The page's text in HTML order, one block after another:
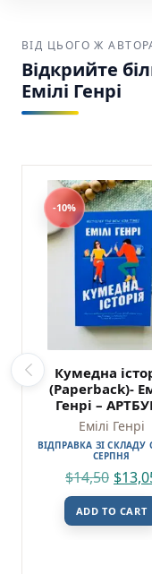
Зручна
надійно
USPS, UPS
(978-617-523-
ВІД ЦЬОГО Ж
Відкрийте
Емілі Генрі
-10%
Кумедна
(Paperback)-
Генрі –
Емілі Генрі
ВІДПРАВКА ЗІ СКЛАДУ
СЕРПНЯ
$14,50 $
ADD TO CART